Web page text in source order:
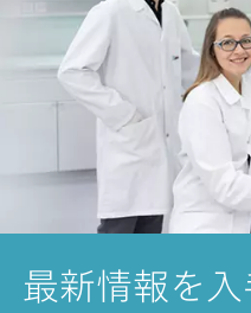
最新情報を入